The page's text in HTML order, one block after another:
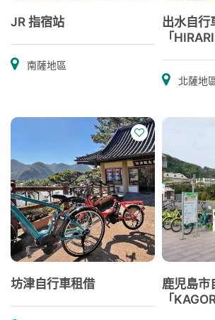
JR 指宿站
南薩地區
出水自行
「
北薩地
坊津自行車租借
鹿児島市
「